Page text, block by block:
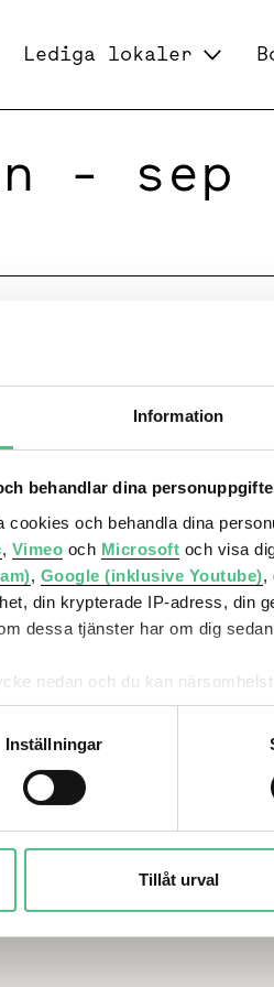
Information
behandlar dina
cookies och behandla dina
, Vimeo och Microsoft och visa
, Google (inklusive Youtube),
din krypterade IP-adress, din
dessa tjänster har om dig
nedan och du kan
genom att anpassa
Inställningar
Tillåt urval
Lediga lokaler
- sep
fredag den 18 oktober
Vi utvecklar
städer
Bostäder
Hållbarhet